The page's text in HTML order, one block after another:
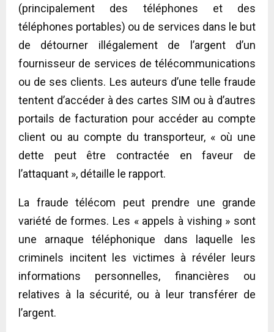
(principalement des téléphones et des
téléphones portables) ou de services dans le but
de détourner illégalement de l’argent d’un
fournisseur de services de télécommunications
ou de ses clients. Les auteurs d’une telle fraude
tentent d’accéder à des cartes SIM ou à d’autres
portails de facturation pour accéder au compte
client ou au compte du transporteur, « où une
dette peut être contractée en faveur de
l’attaquant », détaille le rapport.
La fraude télécom peut prendre une grande
variété de formes. Les « appels à vishing » sont
une arnaque téléphonique dans laquelle les
criminels incitent les victimes à révéler leurs
informations personnelles, financières ou
relatives à la sécurité, ou à leur transférer de
l’argent.